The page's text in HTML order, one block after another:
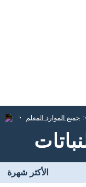
جميع الموارد المعلم
الأكثر شهرة